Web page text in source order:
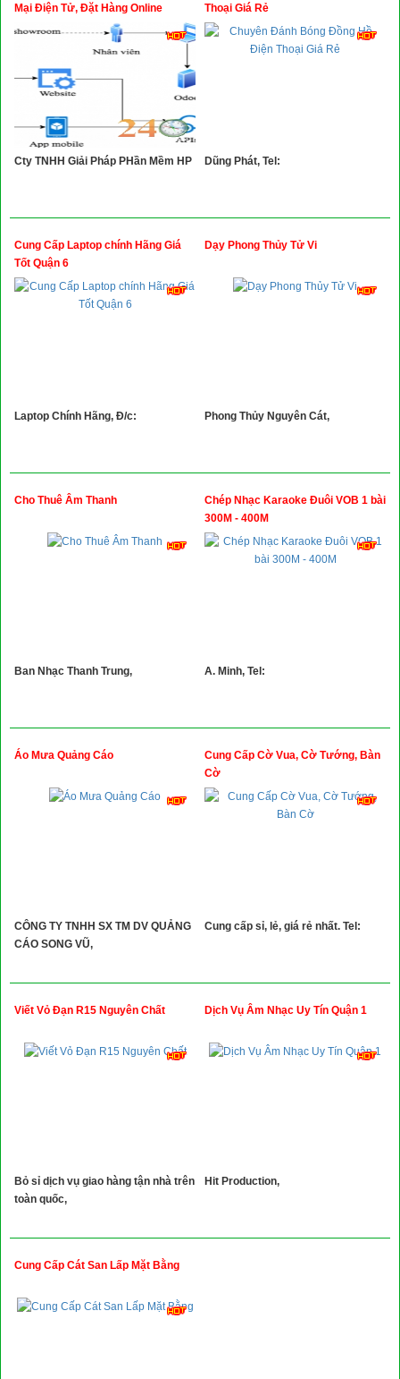
Xây Dựng
Mại Điện Tử, Đặt Hàng Online
Cty TNHH Giải Pháp PHần Mềm HP
Thoại Giá Rẻ
Dũng Phát, Tel:
Cung Cấp Laptop chính Hãng Giá
Tốt Quận 6
Laptop Chính Hãng, Đ/c:
Dạy Phong Thủy Tử Vi
Phong Thủy Nguyên Cát,
Cho Thuê Âm Thanh
Ban Nhạc Thanh Trung,
Chép Nhạc Karaoke Đuôi VOB 1 bài
300M - 400M
A. Minh, Tel:
Áo Mưa Quảng Cáo
CÔNG TY TNHH SX TM DV QUẢNG
CÁO SONG VŨ,
Cung Cấp Cờ Vua, Cờ Tướng, Bàn
Cờ
Cung cấp sỉ, lẻ, giá rẻ nhất. Tel:
Viết Vỏ Đạn R15 Nguyên Chất
Bỏ sỉ dịch vụ giao hàng tận nhà trên
toàn quốc,
Dịch Vụ Âm Nhạc Uy Tín Quận 1
Hit Production,
Cung Cấp Cát San Lấp Mặt Bằng